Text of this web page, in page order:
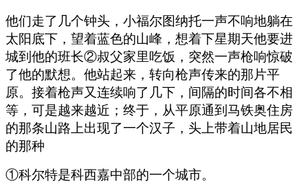
他们走了几个钟头，小福尔图纳托一声不响地躺在
太阳底下，望着蓝色的山峰，想着下星期天他要进
城到他的班长②叔父家里吃饭，突然一声枪响惊破
了他的默想。他站起来，转向枪声传来的那片平
原。接着枪声又连续响了几下，间隔的时间各不相
等，可是越来越近；终于，从平原通到马铁奥住房
的那条山路上出现了一个汉子，头上带着山地居民
的那种
①科尔特是科西嘉中部的一个城市。